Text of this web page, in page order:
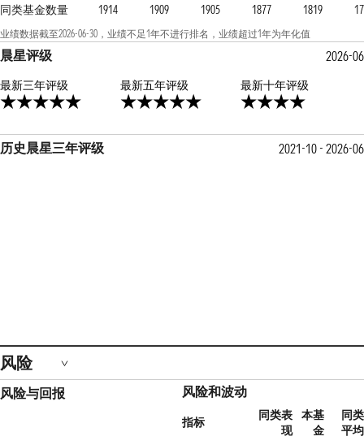
同类基金数量
1914 1909 1905 1877 1819
业绩数据截至2026-06-30，业绩不足1年不进行排名，业绩超过1年为年化值
晨星评级 2026-06
最新三年评级 最新五年评级 最新十年评级
历史晨星三年评级 2021-10 - 2026-06
风险
风险与回报 风险和波动
指标
同类表
现
本基
金
同类
平均